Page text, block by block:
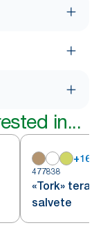
in...
+16
477838
«Tork»
salvete